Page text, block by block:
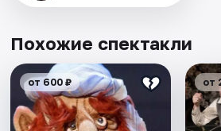
Похожие спектакли
от 600 ₽ от